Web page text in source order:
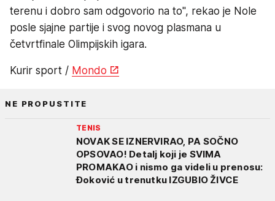
terenu i dobro sam odgovorio na to", rekao je Nole
posle sjajne partije i svog novog plasmana u
četvrtfinale Olimpijskih igara.
Kurir sport / Mondo
NE PROPUSTITE
TENIS
NOVAK SE IZNERVIRAO, PA SOČNO
OPSOVAO! Detalj koji je SVIMA
PROMAKAO i nismo ga videli u prenosu:
Đoković u trenutku IZGUBIO ŽIVCE